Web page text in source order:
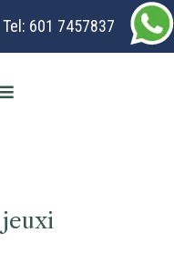
Tel: 601 7457837
jeuxi